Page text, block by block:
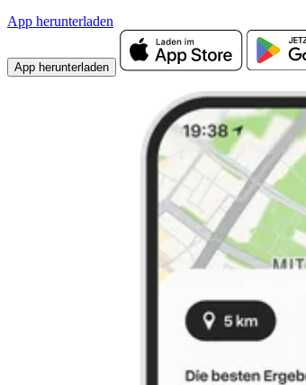
App herunterladen
App herunterladen